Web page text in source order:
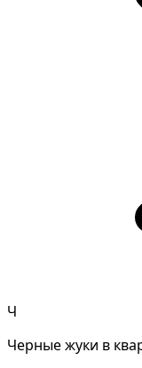
Ч
Черные жуки в